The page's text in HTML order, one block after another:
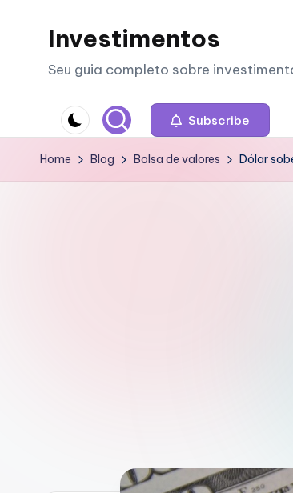
Investimentos
Seu guia completo sobre
Subscribe
Home Blog Bolsa de valores Dólar